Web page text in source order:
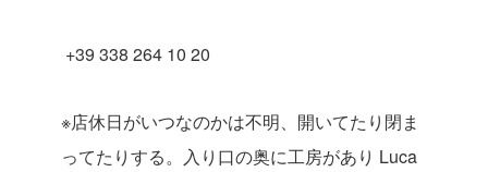
+39 338 264 10 20
※店休日がいつなのかは不明、開いてたり閉ま
ってたりする。入り口の奥に工房があり Luca